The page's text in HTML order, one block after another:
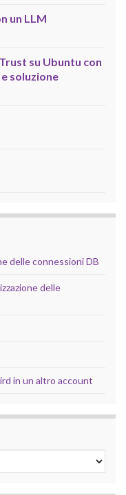
un LLM
su Ubuntu con
soluzione
delle connessioni DB
delle
in un altro account